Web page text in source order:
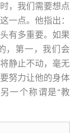
，我们需要想点
一点。他指出：
有多重要。如果
，第一，我们会
静止不动，毫无
努力让他的身体
一个称谓是“教